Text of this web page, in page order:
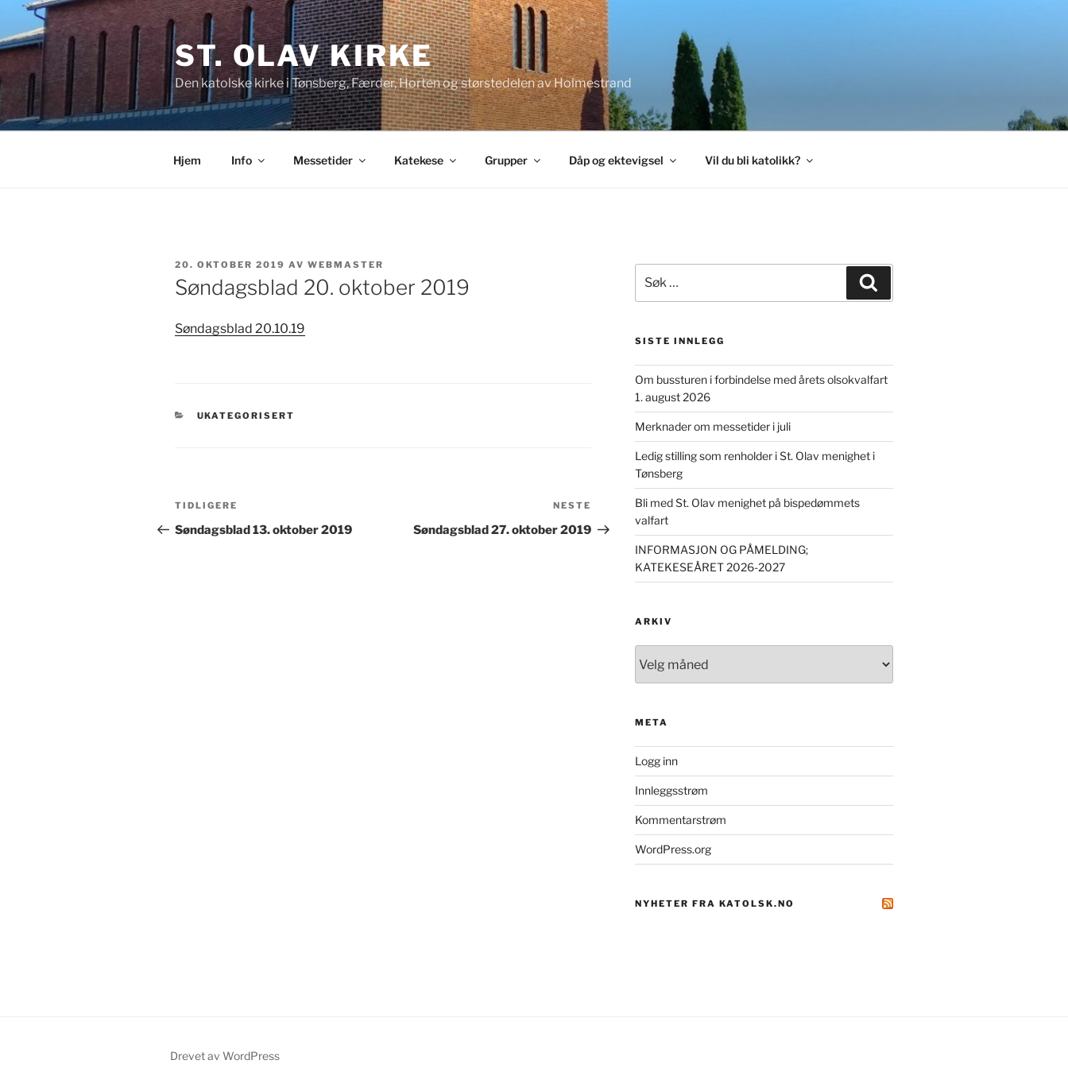
innhold
ST. OLAV KIRKE
Den katolske kirke i Tønsberg, Færder, Horten og størstedelen av Holmestrand
Hjem Info Messetider Katekese Grupper Dåp og ektevigsel Vil du bli katolikk?
PUBLISERT
20. OKTOBER 2019 AV WEBMASTER
Søndagsblad 20. oktober 2019
Søndagsblad 20.10.19
KATEGORIER
UKATEGORISERT
Innleggsnavigasjon
Forrige
innlegg
TIDLIGERE
Søndagsblad 13. oktober 2019
innlegg
NESTE
Søndagsblad 27. oktober 2019
etter:
SISTE INNLEGG
Om bussturen i forbindelse med årets olsokvalfart
1. august 2026
Merknader om messetider i juli
Ledig stilling som renholder i St. Olav menighet i
Tønsberg
Bli med St. Olav menighet på bispedømmets
valfart
INFORMASJON OG PÅMELDING;
KATEKESEÅRET 2026-2027
ARKIV
META
Logg inn
Innleggsstrøm
Kommentarstrøm
WordPress.org
NYHETER FRA KATOLSK.NO
Drevet av WordPress